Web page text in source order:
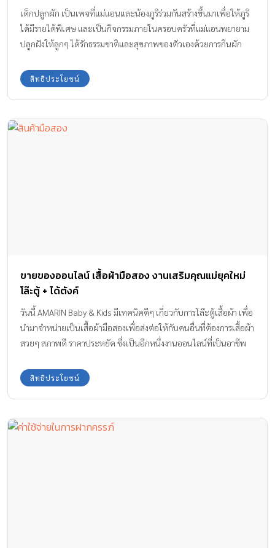
เด็กปลูกผัก เป็นเพจที่แม่แอนและน้องภูริร่วมกันสร้างขึ้นมาเพื่อให้ภูริ
ได้มีรายได้พิเศษ และเป็นกิจกรรมภายในครอบครัวที่แม่แอนพยายาม
ปลูกฝังให้ลูกๆ ได้รักธรรมชาติและสุขภาพของตัวเองด้วยการกินผัก
สิทธิประโยชน์
ขายของออนไลน์ เสื้อผ้ามือสอง งานเสริมคุณแม่ยุคใหม่
โล๊ะตู้ + ได้ตังค์
วันนี้ AMARIN Baby & Kids มีเทคนิคดีๆ เกี่ยวกับการโล๊ะตู้เสื้อผ้า เพื่อ
นำมาจำหน่ายเป็นเสื้อผ้ามือสองเพื่อส่งต่อให้กับคนอื่นที่ต้องการเสื้อผ้า
สวยๆ สภาพดี ราคาประหยัด ซึ่งเป็นอีกหนึ่งงานออนไลน์ที่เป็นอาชีพ
สิทธิประโยชน์